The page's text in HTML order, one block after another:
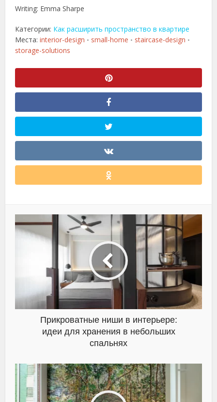
Writing: Emma Sharpe
Категории: Как расширить пространство в квартире
Места:interior-design • small-home • staircase-design •
storage-solutions
Прикроватные ниши в интерьере:
идеи для хранения в небольших
спальнях